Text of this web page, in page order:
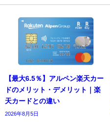
【最大6.5％】アルペン楽天カー
ドのメリット・デメリット｜楽
天カードとの違い
2026年8月5日